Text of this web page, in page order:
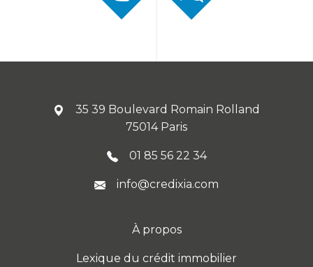
35 39 Boulevard Romain Rolland
75014 Paris
01 85 56 22 34
info@credixia.com
À propos
Lexique du crédit immobilier